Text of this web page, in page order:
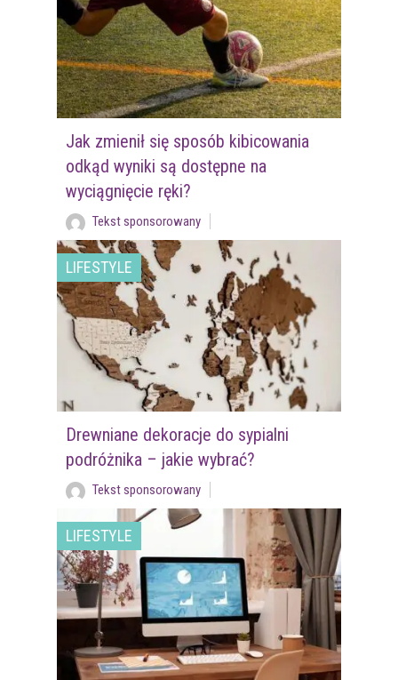
Jak zmienił się sposób kibicowania
odkąd wyniki są dostępne na
wyciągnięcie ręki?
Tekst sponsorowany
LIFESTYLE
Drewniane dekoracje do sypialni
podróżnika – jakie wybrać?
Tekst sponsorowany
LIFESTYLE